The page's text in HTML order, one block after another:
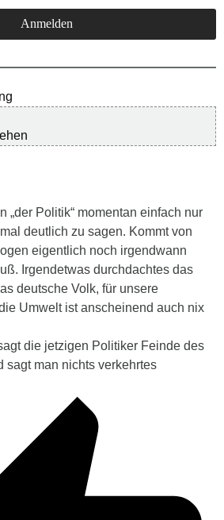
„der Politik“ momentan einfach nur
deutlich zu sagen. Kommt von
eigentlich noch irgendwann
Irgendetwas durchdachtes das
deutsche Volk, für unsere
Umwelt ist anscheinend auch nix
die jetzigen Politiker Feinde des
sagt man nichts verkehrtes